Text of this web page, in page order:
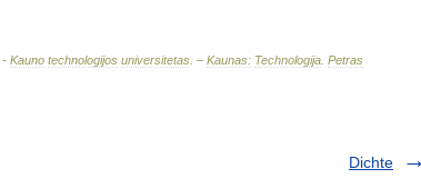
- Kauno technologijos universitetas . – Kaunas: Technologija Petras
Dichte